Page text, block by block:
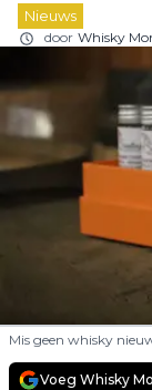
Nieuws
door Whisky
Mis geen whisky
Voeg Whisky